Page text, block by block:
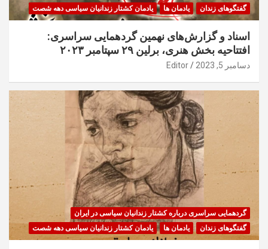
گفتگوهای زندان
یادمان ها یادمان کشتار زندانیان سیاسی دهه شصت
اسناد و گزارش‌های نهمین گردهمایی سراسری:
افتتاحیه بخش هنری، برلین ۲۹ سپتامبر ۲۰۲۳
دسامبر 5, 2023 Editor
گردهمایی سراسری درباره کشتار زندانیان سیاسی در ایران
گفتگوهای زندان
یادمان ها یادمان کشتار زندانیان سیاسی دهه شصت